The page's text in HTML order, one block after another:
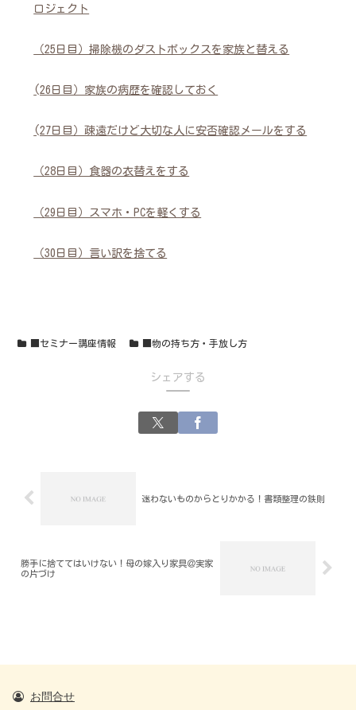
ロジェクト
（25日目）掃除機のダストボックスを家族と替える
(26日目）家族の病歴を確認しておく
(27日目）疎遠だけど大切な人に安否確認メールをする
（28日目）食器の衣替えをする
（29日目）スマホ・PCを軽くする
（30日目）言い訳を捨てる
■セミナー講座情報 ■物の持ち方・手放し方
シェアする
迷わないものからとりかかる！書類整理の鉄則
勝手に捨ててはいけない！母の嫁入り家具＠実家
の片づけ
お問合せ